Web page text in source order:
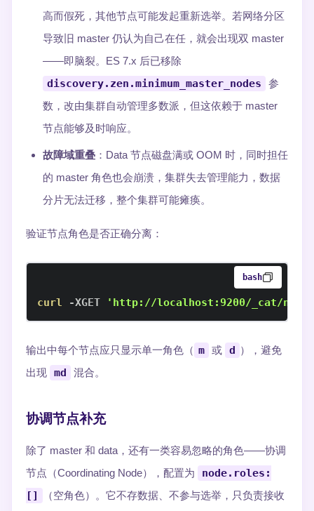
高而假死，其他节点可能发起重新选举。若网络分区
导致旧 master 仍认为自己在任，就会出现双 master
——即脑裂。ES 7.x 后已移除
discovery.zen.minimum_master_nodes
参
数，改由集群自动管理多数派，但这依赖于 master
节点能够及时响应。
故障域重叠 ：Data 节点磁盘满或 OOM 时，同时担任
的 master 角色也会崩溃，集群失去管理能力，数据
分片无法迁移，整个集群可能瘫痪。
验证节点角色是否正确分离：
bash
curl -XGET 'http://localhost:9200/_cat/
输出中每个节点应只显示单一角色（ m 或 d ），避免
出现 md 混合。
协调节点补充
除了 master 和 data，还有一类容易忽略的角色——协调
节点（Coordinating Node），配置为
node.roles:
[]
（空角色）。它不存数据、不参与选举，只负责接收